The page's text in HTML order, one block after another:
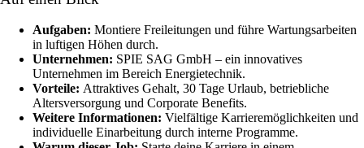
Aufgaben: Montiere Freileitungen und führe Wartungsarbeiten
in luftigen Höhen durch.
Unternehmen: SPIE SAG GmbH – ein innovatives
Unternehmen im Bereich Energietechnik.
Vorteile: Attraktives Gehalt, 30 Tage Urlaub, betriebliche
Altersversorgung und Corporate Benefits.
Weitere Informationen: Vielfältige Karrieremöglichkeiten und
individuelle Einarbeitung durch interne Programme.